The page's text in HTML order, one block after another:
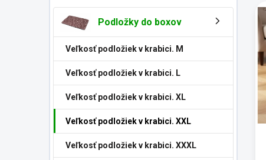
Podložky do boxov
Veľkosť podložiek v krabici. M
Veľkosť podložiek v krabici. L
Veľkosť podložiek v krabici. XL
Veľkosť podložiek v krabici. XXL
Veľkosť podložiek v krabici. XXXL
ý
p
s
p
r
o
d
u